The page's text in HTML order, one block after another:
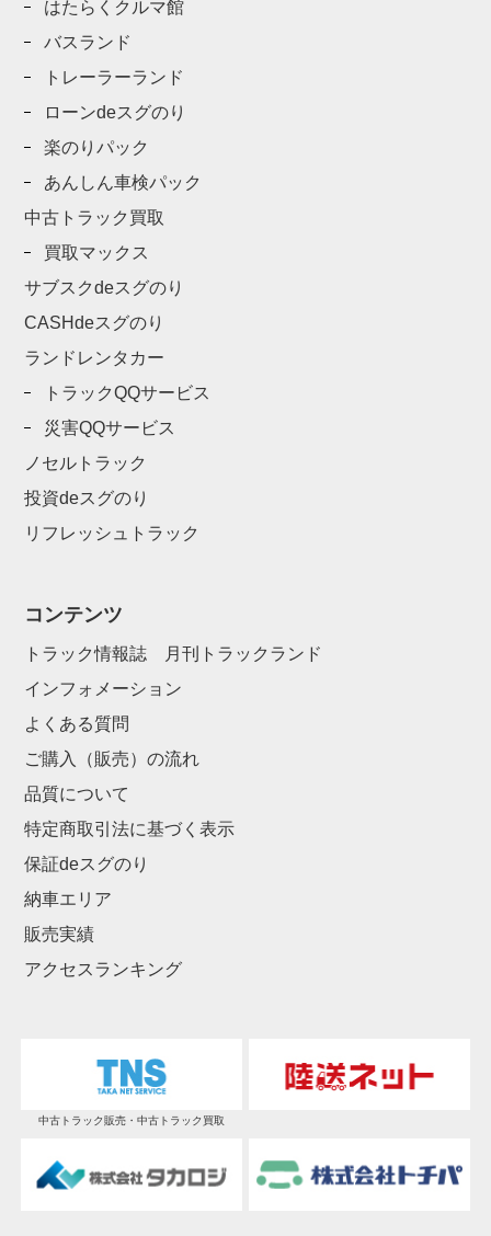
はたらくクルマ館
バスランド
トレーラーランド
ローンdeスグのり
楽のりパック
あんしん車検パック
中古トラック買取
買取マックス
サブスクdeスグのり
CASHdeスグのり
ランドレンタカー
トラックQQサービス
災害QQサービス
ノセルトラック
投資deスグのり
リフレッシュトラック
コンテンツ
トラック情報誌 月刊トラックランド
インフォメーション
よくある質問
ご購入（販売）の流れ
品質について
特定商取引法に基づく表示
保証deスグのり
納車エリア
販売実績
アクセスランキング
中古トラック販売・中古トラック買取